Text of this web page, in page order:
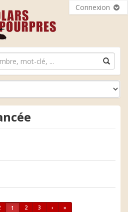
Connexion
1 2 3 › »